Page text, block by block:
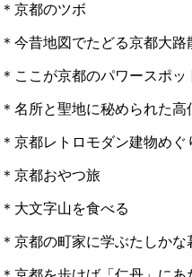
＊京都のツボ
＊今昔地図でたどる京都大路
＊ここが京都のパワースポッ
＊名所と聖地に秘められた高
＊京都レトロモダン建物めぐ
＊京都おやつ旅
＊大文字山を食べる
＊京都の町家に学ぶたしかな